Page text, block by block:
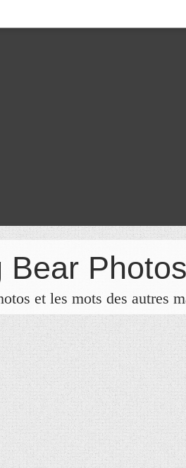
Bear Photos
et les mots des autres